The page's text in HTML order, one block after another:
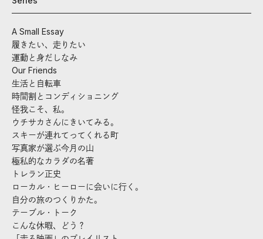
A Small Essay
履きたい、走りたい
運動と身だしなみ
Our Friends
生活と自転車
時間割とコンディショニング
怪我こそ、私。
ウチサカさんにきいてみる。
スキーが連れてってくれる町
写真家が選ぶ今月の山
極私的なカラダの名著
トレラン正史
ローカル・ヒーローに会いに行く。
自分の旅のつくりかた。
テーブル・トーク
こんな休暇、どう？